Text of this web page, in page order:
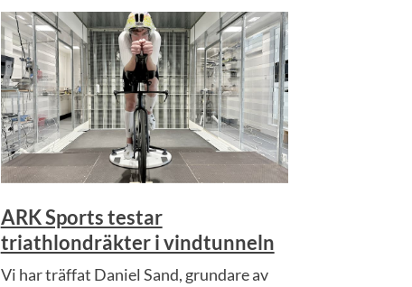
ARK Sports testar
triathlondräkter i vindtunneln
Vi har träffat Daniel Sand, grundare av